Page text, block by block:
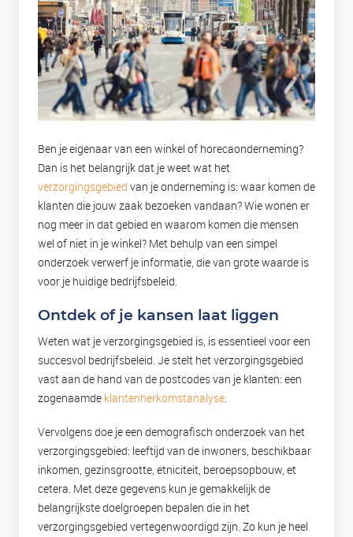
Ben je eigenaar van een winkel of horecaonderneming?
Dan is het belangrijk dat je weet wat het
verzorgingsgebied van je onderneming is: waar komen de
klanten die jouw zaak bezoeken vandaan? Wie wonen er
nog meer in dat gebied en waarom komen die mensen
wel of niet in je winkel? Met behulp van een simpel
onderzoek verwerf je informatie, die van grote waarde is
voor je huidige bedrijfsbeleid.
Ontdek of je kansen laat liggen
Weten wat je verzorgingsgebied is, is essentieel voor een
succesvol bedrijfsbeleid. Je stelt het verzorgingsgebied
vast aan de hand van de postcodes van je klanten: een
zogenaamde klantenherkomstanalyse.
Vervolgens doe je een demografisch onderzoek van het
verzorgingsgebied: leeftijd van de inwoners, beschikbaar
inkomen, gezinsgrootte, etniciteit, beroepsopbouw, et
cetera. Met deze gegevens kun je gemakkelijk de
belangrijkste doelgroepen bepalen die in het
verzorgingsgebied vertegenwoordigd zijn. Zo kun je heel